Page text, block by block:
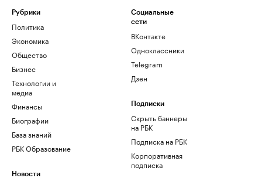
Рубрики
Политика
Экономика
Общество
Бизнес
Технологии и
медиа
Финансы
Биографии
База знаний
РБК Образование
Новости
Социальные
сети
ВКонтакте
Одноклассники
Telegram
Дзен
Подписки
Скрыть баннеры
на РБК
Подписка на РБК
Корпоративная
подписка